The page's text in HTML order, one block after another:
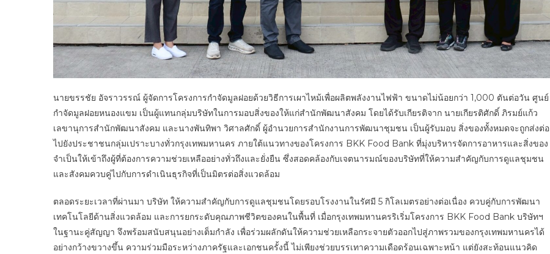
นายขรรชัย อัจราวรรณ์ ผู้จัดการโครงการกำจัดมูลฝอยด้วยวิธีการเผาไหม้เพื่อผลิตพลังงานไฟฟ้า ขนาดไม่น้อยกว่า 1,000 ตันต่อวัน ศูนย์
กำจัดมูลฝอยหนองแขม เป็นผู้แทนกลุ่มบริษัทในการมอบสิ่งของให้แก่สำนักพัฒนาสังคม โดยได้รับเกียรติจาก นายเกียรติศักดิ์ ภิรมย์แก้ว
เลขานุการสำนักพัฒนาสังคม และนางพันทิพา วิศาลศักดิ์ ผู้อำนวยการสำนักงานการพัฒนาชุมชน เป็นผู้รับมอบ สิ่งของทั้งหมดจะถูกส่งต่อ
ไปยังประชาชนกลุ่มเปราะบางทั่วกรุงเทพมหานคร ภายใต้แนวทางของโครงการ BKK Food Bank ที่มุ่งบริหารจัดการอาหารและสิ่งของ
จำเป็นให้เข้าถึงผู้ที่ต้องการความช่วยเหลืออย่างทั่วถึงและยั่งยืน ซึ่งสอดคล้องกับเจตนารมณ์ของบริษัทที่ให้ความสำคัญกับการดูแลชุมชน
และสังคมควบคู่ไปกับการดำเนินธุรกิจที่เป็นมิตรต่อสิ่งแวดล้อม
ตลอดระยะเวลาที่ผ่านมา บริษัท ให้ความสำคัญกับการดูแลชุมชนโดยรอบโรงงานในรัศมี 5 กิโลเมตรอย่างต่อเนื่อง ควบคู่กับการพัฒนา
เทคโนโลยีด้านสิ่งแวดล้อม และการยกระดับคุณภาพชีวิตของคนในพื้นที่ เมื่อกรุงเทพมหานครริเริ่มโครงการ BKK Food Bank บริษัทฯ
ในฐานะคู่สัญญา จึงพร้อมสนับสนุนอย่างเต็มกำลัง เพื่อร่วมผลักดันให้ความช่วยเหลือกระจายตัวออกไปสู่ภาพรวมของกรุงเทพมหานครได้
อย่างกว้างขวางขึ้น ความร่วมมือระหว่างภาครัฐและเอกชนครั้งนี้ ไม่เพียงช่วยบรรเทาความเดือดร้อนเฉพาะหน้า แต่ยังสะท้อนแนวคิด